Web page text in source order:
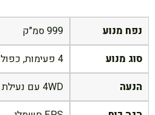
נפח מנוע
999 סמ"ק
סוג מנוע
4 פעימות, כפול צילינדר
הנעה
4WD עם נעילת דיפרנציאל